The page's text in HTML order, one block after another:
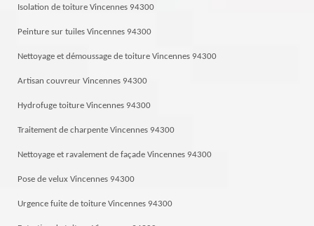
Isolation de toiture Vincennes 94300
Peinture sur tuiles Vincennes 94300
Nettoyage et démoussage de toiture Vincennes 94300
Artisan couvreur Vincennes 94300
Hydrofuge toiture Vincennes 94300
Traitement de charpente Vincennes 94300
Nettoyage et ravalement de façade Vincennes 94300
Pose de velux Vincennes 94300
Urgence fuite de toiture Vincennes 94300